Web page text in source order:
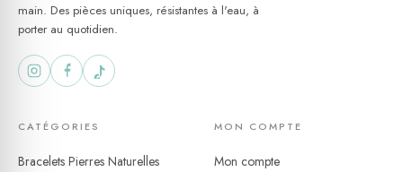
accessoire polyvalent
main. Des pièces uniques, résistantes à l'eau, à
porter au quotidien.
CATÉGORIES
Bracelets Pierres Naturelles
MON COMPTE
Mon compte